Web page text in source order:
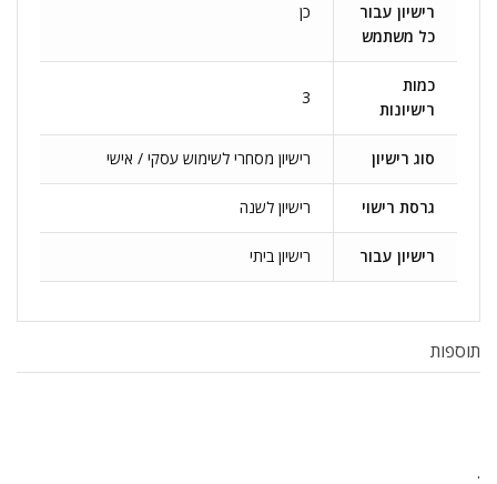
רישיון עבור
כל משתמש
כן
כמות
רישיונות
3
סוג רישיון רישיון מסחרי לשימוש עסקי / אישי
גרסת רישוי רישיון לשנה
רישיון עבור רישיון ביתי
תוספות
.